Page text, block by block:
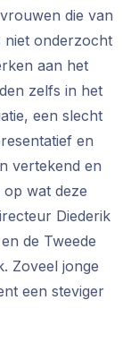
die van
niet onderzocht
aan het
zelfs in het
een slecht
en
vertekend en
wat deze
Diederik
de Tweede
Zoveel jonge
een steviger